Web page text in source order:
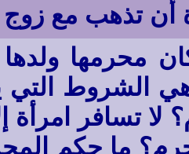
أن تذهب مع زوج
محرمها
الشروط
لا تسافر
ما حكم